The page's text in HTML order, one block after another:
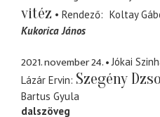
vitéz
Rendező
Koltay
Kukorica János
2021. november 24.
Jókai
Lázár Ervin Szegény
Bartus Gyula
dalszöveg